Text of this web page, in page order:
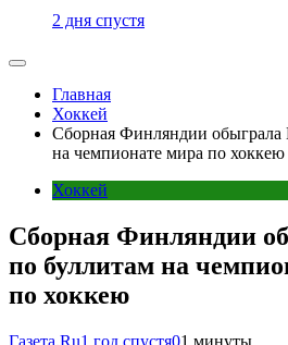
2 дня спустя
Главная
Хоккей
Сборная Финляндии обыграла
на чемпионате мира по хоккею
Хоккей
Сборная Финляндии
по буллитам на
по хоккею
Газета.Ru1 год спустя01 минуты